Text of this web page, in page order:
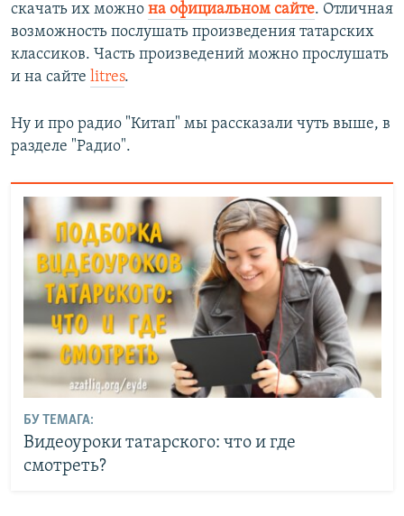
скачать их можно на официальном сайте. Отличная
возможность послушать произведения татарских
классиков. Часть произведений можно прослушать
и на сайте litres.
Ну и про радио "Китап" мы рассказали чуть выше, в
разделе "Радио".
БУ ТЕМАГА:
Видеоуроки татарского: что и где
смотреть?